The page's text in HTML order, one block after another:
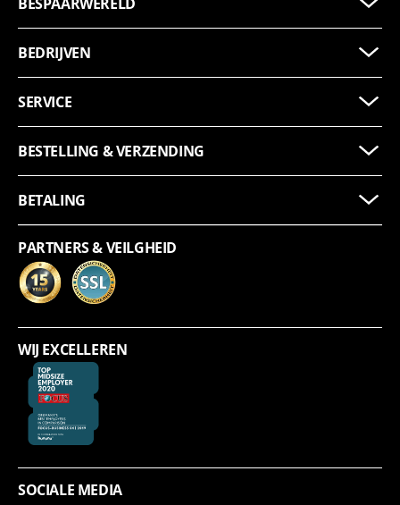
BEDRIJVEN
SERVICE
BESTELLING & VERZENDING
BETALING
PARTNERS & VEILGHEID
WIJ EXCELLEREN
SOCIALE MEDIA